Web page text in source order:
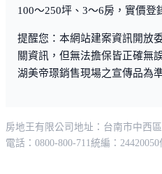
100～250坪、3～6房，實價登
提醒您：本網站建案資訊開放
關資訊，但無法擔保皆正確無
湖美帝璟銷售現場之宣傳品為
房地王有限公司 地址：台南市中西
電話：0800-800-711統編：24420050